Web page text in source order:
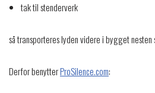
tak til stenderverk
så transporteres lyden videre i bygget nesten
Derfor benytterProSilence.com: